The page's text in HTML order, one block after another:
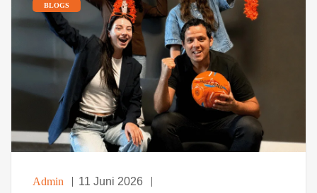
BLOGS
Admin 11 Juni 2026